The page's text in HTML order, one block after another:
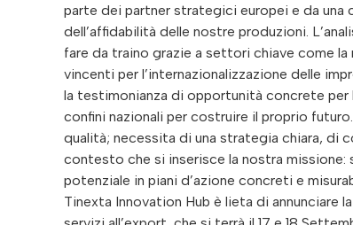
parte dei partner strategici europei e da una
dell’affidabilità delle nostre produzioni.
fare da traino grazie a settori chiave come
vincenti per l’internazionalizzazione delle
la testimonianza di opportunità concrete
confini nazionali per costruire il proprio
qualità; necessita di una strategia chiara, di
contesto che si inserisce la nostra
potenziale in piani d’azione concreti e
Tinexta Innovation Hub è lieta di annunciare